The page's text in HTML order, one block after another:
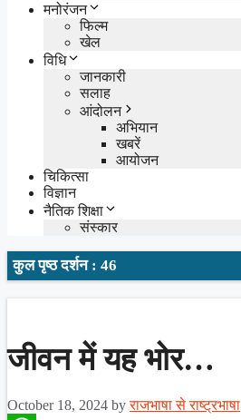
मनोरंजन
फिल्म
खेल
विधि
जानकारी
सलाह
आंदोलन
अभियान
खबरें
आयोजन
चिकित्सा
विज्ञान
नैतिक शिक्षा
संस्कार
कुल पृष्ठ दर्शन : 46
जीवन में यह भोर…
October 18, 2024 byराजभाषा से राष्ट्रभाषा